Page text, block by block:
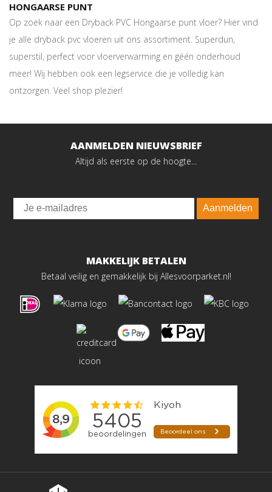
HONGAARSE PUNT
Op zoek naar een Dryback PVC Hongaarse punt vloer? Hier vind
je alle dryback pvc vloeren uit ons assortiment. Superdun,
superstil, perfect voor vloerverwarming en géén onderhoud
meer! Wij hebben ook een legservice die je volledig kan
ontzorgen. Veel shop plezier!
AANMELDEN NIEUWSBRIEF
Altijd als eerste op de hoogte...
Email
Aanmelden
MAKKELIJK BETALEN
Betaal veilig en gemakkelijk bij Allesvoorparket.nl!